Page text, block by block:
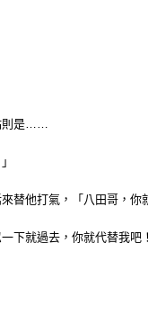
則是……
替他打氣，「八田哥，你
下就過去，你就代替我